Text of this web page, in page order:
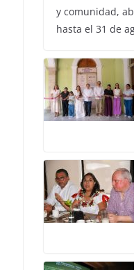
y comunidad,
hasta el 31 de